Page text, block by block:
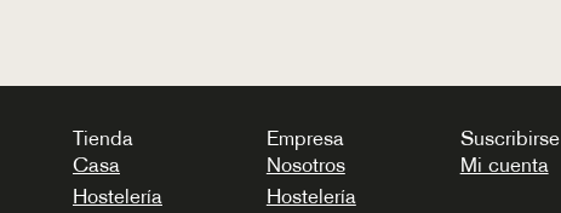
Tienda
Casa
Hostelería
Empresa
Nosotros
Hostelería
Suscribirse
Mi cuenta